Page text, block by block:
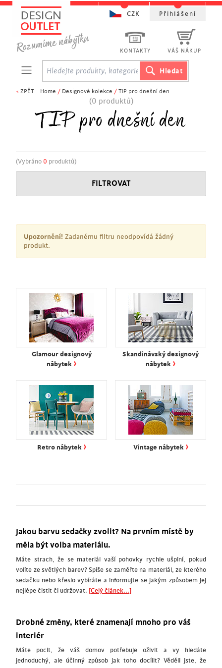
< ZPĚT Home / Designové kolekce / TIP pro dnešní den
(0 produktů)
TIP pro dnešní den
(Vybráno 0 produktů)
FILTROVAT
Upozornění! Zadanému filtru neodpovídá žádný
produkt.
Glamour designový
nábytek ›
Skandinávský designový
nábytek ›
Retro nábytek › Vintage nábytek ›
Jakou barvu sedačky zvolit? Na prvním místě by
měla být volba materiálu.
Máte strach, že se materiál vaší pohovky rychle ušpiní, pokud
volíte ze světlých barev? Spíše se zaměřte na materiál, ze kterého
sedačku nebo křeslo vybíráte a informujte se jakým způsobem jej
nejlépe čistit či udržovat. [Celý článek...]
Drobné změny, které znamenají mnoho pro váš
interiér
Máte pocit, že váš domov potřebuje oživit a vy hledáte
jednoduchý, ale účinný způsob jak toho docílit? Věděli jste, že
KONTAKTY VÁŠ NÁKUP
CZK Přihlášení